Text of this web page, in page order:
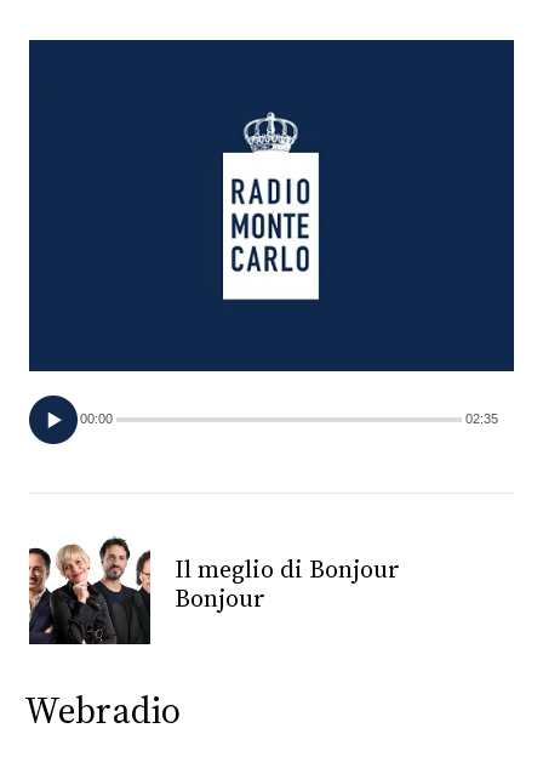
FOTO
PRINCIPATO
DI
MONACO
CONSIGLIA
00:00 02:35
Il meglio di Bonjour
Bonjour
Webradio